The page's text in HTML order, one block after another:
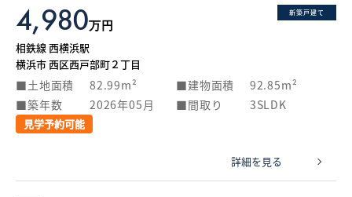
新築戸建て
4,980万円
相鉄線 西横浜駅
横浜市 西区西戸部町２丁目
土地面積 82.99m² 建物面積
92.85m²
築年数
2026年05月 間取り 3SLDK
見学予約可能
詳細を見る